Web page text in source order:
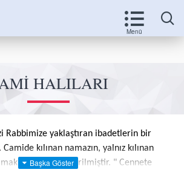
HALILARI
Rabbimize yaklaştıran ibadetlerin bir
kılınan namazın, yalnız kılınan
olduğu bildirilmiştir. " Cennete